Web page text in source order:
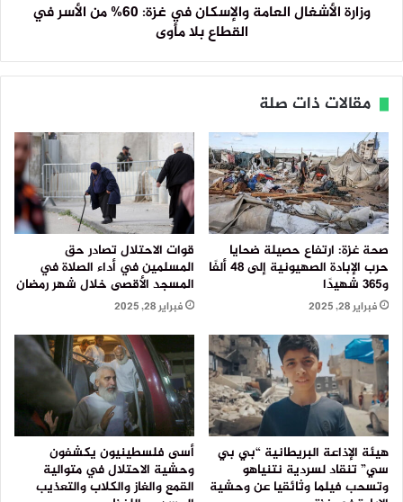
وزارة الأشغال العامة والإسكان في غزة: 60% من الأسر في
القطاع بلا مأوى
مقالات ذات صلة
صحة غزة: ارتفاع حصيلة ضحايا
حرب الإبادة الصهيونية إلى 48 ألفًا
و365 شهيدًا
فبراير 28, 2025
قوات الاحتلال تصادر حق
المسلمين في أداء الصلاة في
المسجد الأقصى خلال شهر رمضان
فبراير 28, 2025
هيئة الإذاعة البريطانية “بي بي
سي” تنقاد لسردية نتنياهو
وتسحب فيلما وثائقيا عن وحشية
أسى فلسطينيون يكشفون
وحشية الاحتلال في متوالية
القمع والغاز والكلاب والتعذيب